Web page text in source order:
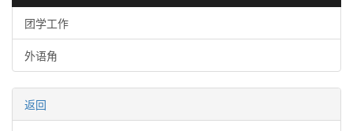
团学工作
外语角
返回